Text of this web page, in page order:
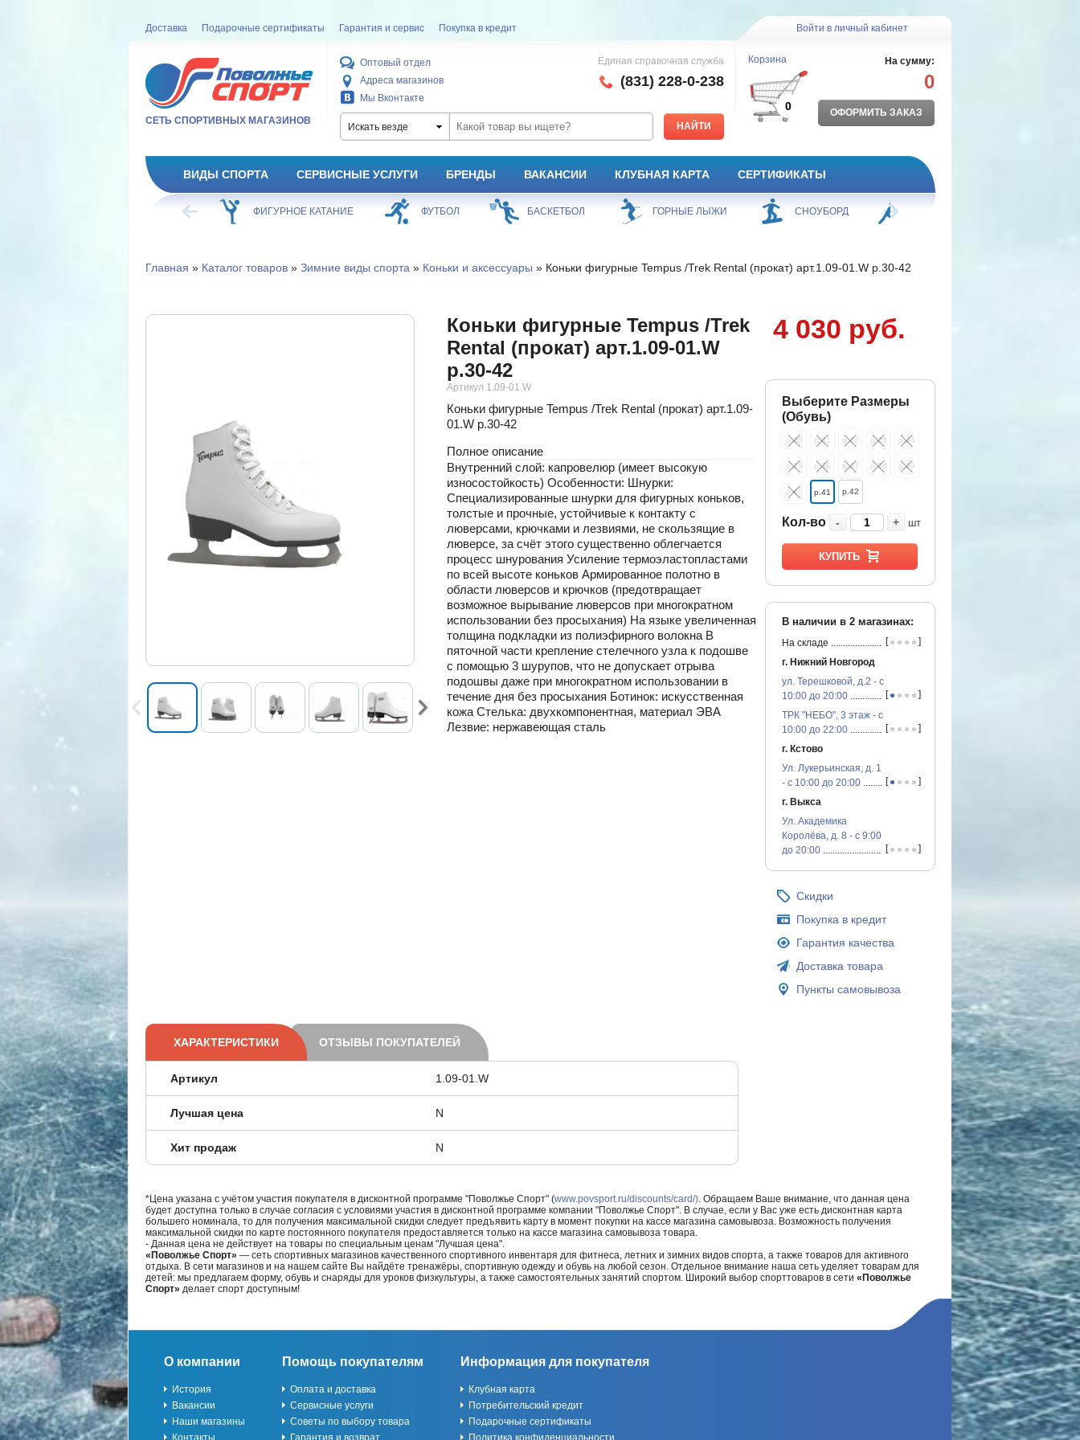
Доставка Подарочные сертификаты Гарантия и сервис Покупка в кредит Войти в личный кабинет
СЕТЬ СПОРТИВНЫХ МАГАЗИНОВ
Оптовый отдел
Адреса магазинов
Мы Вконтакте
Единая справочная служба
(831) 228-0-238
Искать везде
Корзина
0
На сумму:
0
ОФОРМИТЬ ЗАКАЗ
ВИДЫ СПОРТА СЕРВИСНЫЕ УСЛУГИ БРЕНДЫ ВАКАНСИИ КЛУБНАЯ КАРТА СЕРТИФИКАТЫ
ХОККЕЙ ФИГУРНОЕ КАТАНИЕ ФУТБОЛ БАСКЕТБОЛ ГОРНЫЕ ЛЫЖИ СНОУБОРД
Главная » Каталог товаров» Зимние виды спорта » Коньки и аксессуары » Коньки фигурные Tempus /Trek Rental (прокат) арт.1.09-01.W р.30-42
Коньки фигурные Tempus /Trek
Rental (прокат) арт.1.09-01.W
р.30-42
Артикул 1.09-01.W
Коньки фигурные Tempus /Trek Rental (прокат) арт.1.09-
01.W р.30-42
Полное описание
Внутренний слой: капровелюр (имеет высокую
износостойкость) Особенности: Шнурки:
Cпециализированные шнурки для фигурных коньков,
толстые и прочные, устойчивые к контакту с
люверсами, крючками и лезвиями, не скользящие в
люверсе, за счёт этого существенно облегчается
процесс шнурования Усиление термоэластопластами
по всей высоте коньков Армированное полотно в
области люверсов и крючков (предотвращает
возможное вырывание люверсов при многократном
использовании без просыхания) На языке увеличенная
толщина подкладки из полиэфирного волокна В
пяточной части крепление стелечного узла к подошве
с помощью 3 шурупов, что не допускает отрыва
подошвы даже при многократном использовании в
течение дня без просыхания Ботинок: искусственная
кожа Стелька: двухкомпонентная, материал ЭВА
Лезвие: нержавеющая сталь
4 030 руб.
Выберите Размеры
(Обувь)
р.30 р.31 р.32 р.33 р.34
р.35 р.36 р.37 р.38 р.39
р.40 р.41 р.42
Кол-во - + шт
КУПИТЬ
В наличии в 2магазинах:
На складе ...............................................
[•••• ]
г. Нижний Новгород
ул. Терешковой, д.2 - с
10:00 до 20:00...............................................
[•••• ]
ТРК "НЕБО", 3 этаж - с
10:00 до 22:00...............................................
[•••• ]
г. Кстово
Ул. Лукерьинская, д. 1
- с 10:00 до 20:00...............................................
[•••• ]
г. Выкса
Ул. Академика
Королёва, д. 8 - с 9:00
до 20:00...............................................
[•••• ]
Скидки
Покупка в кредит
Гарантия качества
Доставка товара
Пункты самовывоза
ХАРАКТЕРИСТИКИ ОТЗЫВЫ ПОКУПАТЕЛЕЙ
Артикул 1.09-01.W
Лучшая цена N
Хит продаж N
*Цена указана с учётом участия покупателя в дисконтной программе "Поволжье Спорт" (www.povsport.ru/discounts/card/). Обращаем Ваше внимание, что данная цена
будет доступна только в случае согласия с условиями участия в дисконтной программе компании "Поволжье Спорт". В случае, если у Вас уже есть дисконтная карта
большего номинала, то для получения максимальной скидки следует предъявить карту в момент покупки на кассе магазина самовывоза. Возможность получения
максимальной скидки по карте постоянного покупателя предоставляется только на кассе магазина самовывоза товара.
- Данная цена не действует на товары по специальным ценам "Лучшая цена".
«Поволжье Спорт» — сеть спортивных магазинов качественного спортивного инвентаря для фитнеса, летних и зимних видов спорта, а также товаров для активного
отдыха. В сети магазинов и на нашем сайте Вы найдёте тренажёры, спортивную одежду и обувь на любой сезон. Отдельное внимание наша сеть уделяет товарам для
детей: мы предлагаем форму, обувь и снаряды для уроков физкультуры, а также самостоятельных занятий спортом. Широкий выбор спорттоваров в сети «Поволжье
Спорт» делает спорт доступным!
О компании
История
Вакансии
Наши магазины
Контакты
Помощь покупателям
Оплата и доставка
Сервисные услуги
Советы по выбору товара
Гарантия и возврат
Информация для покупателя
Клубная карта
Потребительский кредит
Подарочные сертификаты
Политика конфиденциальности